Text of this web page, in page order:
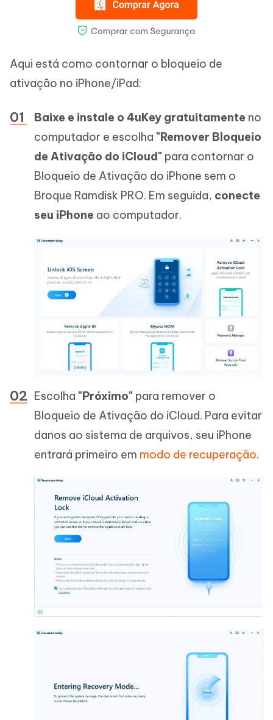
Aqui está como contornar o bloqueio de
ativação no iPhone/iPad:
Baixe e instale o 4uKey gratuitamente no
computador e escolha "Remover Bloqueio
de Ativação do iCloud" para contornar o
Bloqueio de Ativação do iPhone sem o
Broque Ramdisk PRO. Em seguida, conecte
seu iPhone ao computador.
Escolha "Próximo" para remover o
Bloqueio de Ativação do iCloud. Para evitar
danos ao sistema de arquivos, seu iPhone
entrará primeiro em modo de recuperação.